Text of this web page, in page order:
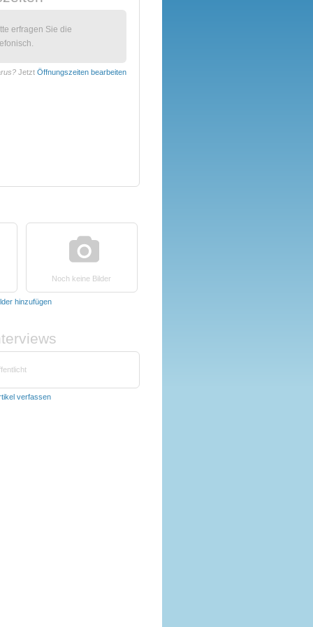
erfragen Sie die
Jetzt Öffnungszeiten bearbeiten
Noch keine Bilder
hinzufügen
verfassen